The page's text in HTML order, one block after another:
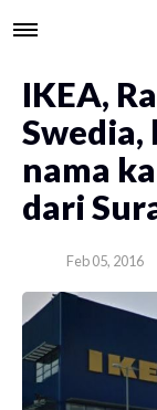
IKEA,
Swedia,
nama
dari
Feb 05, 2016